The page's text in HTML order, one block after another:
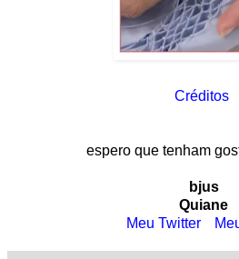
Créditos
espero que tenham
bjus
Quiane
Meu Twitter. .